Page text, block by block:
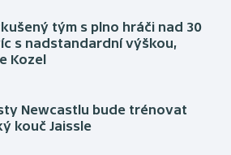
tým s plno hráči nad 30
s nadstandardní výškou,
Kozel
Newcastlu bude trénovat
kouč Jaissle